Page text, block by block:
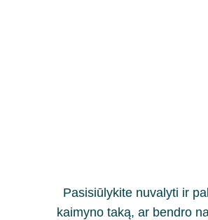
Pasisiūlykite nuvalyti ir
kaimyno taką, ar bendro